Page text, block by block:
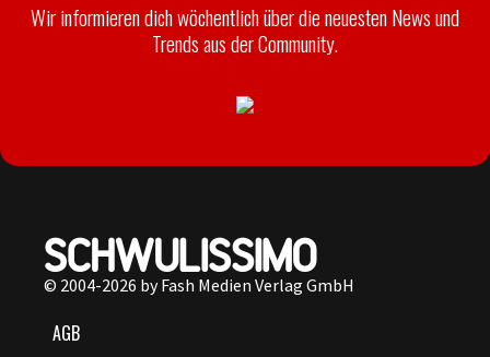
Wir informieren dich wöchentlich über die neuesten News und
Trends aus der Community.
© 2004-2026 by Fash Medien Verlag GmbH
AGB